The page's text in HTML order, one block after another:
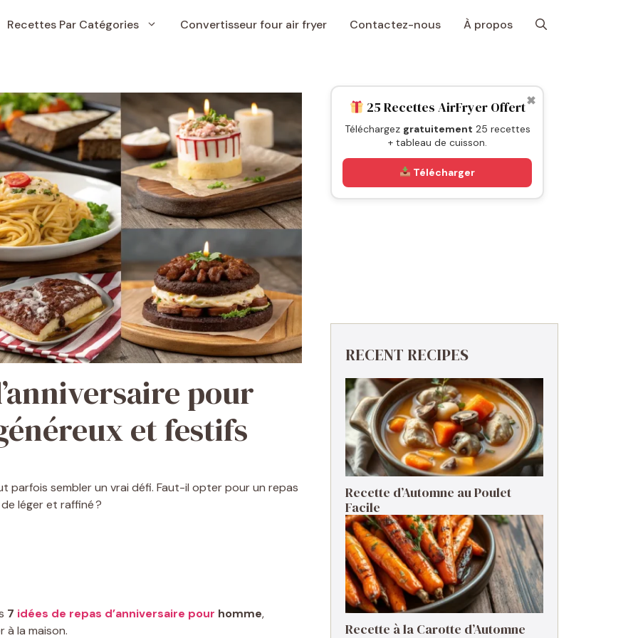
Recettes Par Catégories Convertisseur four air fryer Contactez-nous À propos
pour
et festifs
parfois sembler un vrai défi. Faut-il opter pour un repas
léger et raffiné ?
7 idées de repas d’anniversaire pour homme,
à la maison.
✖
25 Recettes AirFryer Offert
Téléchargez gratuitement 25 recettes
+ tableau de cuisson.
Télécharger
RECENT RECIPES
Recette d’Automne au Poulet
Facile
Recette à la Carotte d’Automne